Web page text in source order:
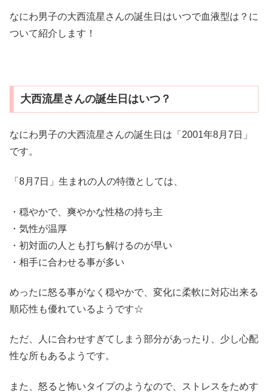
なにわ男子の大西流星さんの誕生日はいつで血液型は？に
ついて紹介します！
大西流星さんの誕生日はいつ？
なにわ男子の大西流星さんの誕生日は「2001年8月7日」
です。
「8月7日」生まれの人の特徴としては、
・穏やかで、爽やかな性格の持ち主
・気性が温厚
・初対面の人とも打ち解けるのが早い
・相手に合わせる事が多い
めったに怒る事がなく穏やかで、変化に柔軟に対応出来る
順応性も優れているようです☆
ただ、人に合わせすぎてしまう部分があったり、少し心配
性な所もあるようです。
また、怒ると怖いタイプのようなので、ストレスをためす